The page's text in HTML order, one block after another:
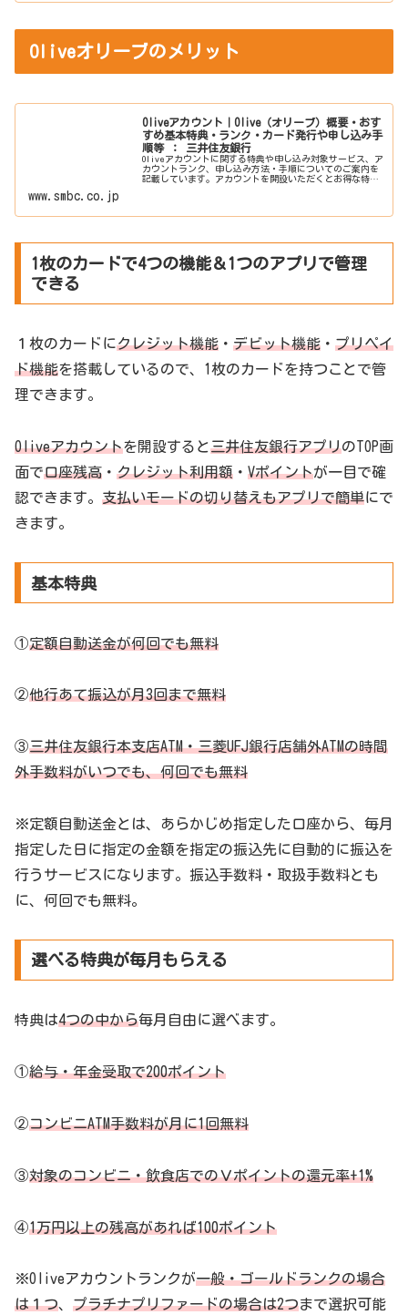
Oliveオリーブのメリット
Oliveアカウント｜Olive（オリーブ）概要・おす
すめ基本特典・ランク・カード発行や申し込み手
順等 ： 三井住友銀行
Oliveアカウントに関する特典や申し込み対象サービス、ア
カウントランク、申し込み方法・手順についてのご案内を
記載しています。アカウントを開設いただくとお得な特典
www.smbc.co.jp
1枚のカードで4つの機能＆1つのアプリで管理
できる
１枚のカードにクレジット機能 ・ デビット機能 ・ プリペイ
ド機能を搭載しているので、1枚のカードを持つことで管
理できます。
Oliveアカウントを開設すると三井住友銀行アプリのTOP画
面で口座残高 ・ クレジット利用額 ・ Vポイントが一目で確
認できます。 支払いモードの切り替えもアプリで簡単にで
きます。
基本特典
①定額自動送金が何回でも無料
②他行あて振込が月3回まで無料
③三井住友銀行本支店ATM・三菱UFJ銀行店舗外ATMの時間
外手数料がいつでも、何回でも無料
※定額自動送金とは、あらかじめ指定した口座から、毎月
指定した日に指定の金額を指定の振込先に自動的に振込を
行うサービスになります。振込手数料・取扱手数料とも
に、何回でも無料。
選べる特典が毎月もらえる
特典は4つの中から毎月自由に選べます。
①給与・年金受取で200ポイント
②コンビニATM手数料が月に1回無料
③対象のコンビニ・飲食店でのＶポイントの還元率+1%
④1万円以上の残高があれば100ポイント
※Oliveアカウントランクが一般・ゴールドランクの場合
は１つ、 プラチナプリファードの場合は2つまで選択可能